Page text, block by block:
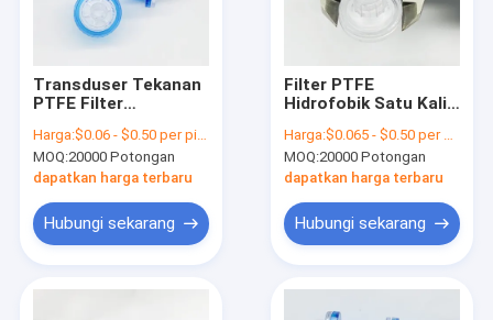
Transduser Tekanan
PTFE Filter
Anti Mikrobial
Harga:$0.06 - $0.50 per piece
MOQ:20000 Potongan
dapatkan harga terbaru
Hubungi sekarang
Filter PTFE
Hidrofobik Satu Kali
Anti-mikroba Dengan
Kunci Luer
Harga:$0.065 - $0.50 per piece
MOQ:20000 Potongan
dapatkan harga terbaru
Hubungi sekarang